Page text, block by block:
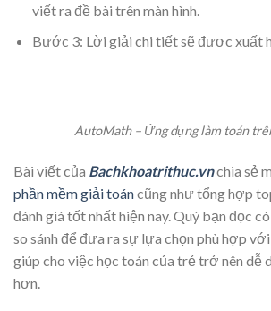
viết ra đề bài trên màn hình.
Bước 3: Lời giải chi tiết sẽ được xuất
AutoMath – Ứng dụng làm toán
Bài viết của Bachkhoatrithuc.vnchia sẻ
phần mềm giải toáncũng như tổng hợp
đánh giá tốt nhất hiện nay. Quý bạn đọc
so sánh để đưa ra sự lựa chọn phù hợp với
giúp cho việc học toán của trẻ trở nên dễ
hơn.